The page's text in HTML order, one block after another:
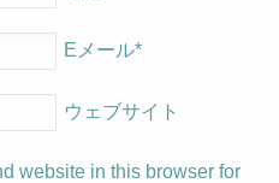
Eメール*
ウェブサイト
website in this browser for